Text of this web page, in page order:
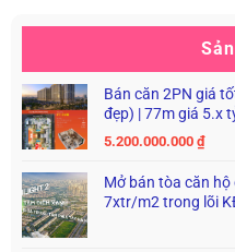
Bán căn 2PN giá
đẹp) | 77m giá 5.x
5.200.000.000 ₫
Mở bán tòa căn
7xtr/m2 trong lõi